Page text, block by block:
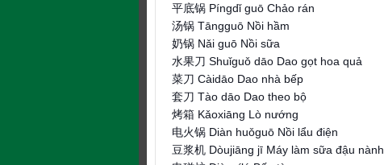
平底锅 Píngdǐ guō Chảo rán
汤锅 Tāngguō Nồi hầm
奶锅 Nǎi guō Nồi sữa
水果刀 Shuǐguǒ dāo Dao gọt hoa quả
菜刀 Càidāo Dao nhà bếp
套刀 Tào dāo Dao theo bộ
烤箱 Kǎoxiāng Lò nướng
电火锅 Diàn huǒguō Nồi lẩu điện
豆浆机 Dòujiāng jī Máy làm sữa đậu nành